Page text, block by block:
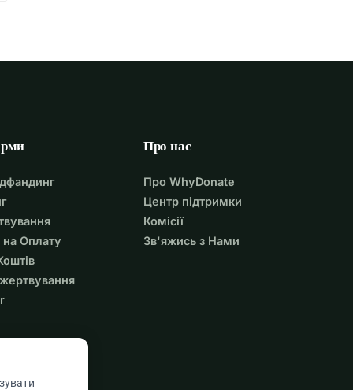
на Оплату
Про нас
Про WhyDonate
Центр підтримки
Комісії
Зв'яжись з Нами